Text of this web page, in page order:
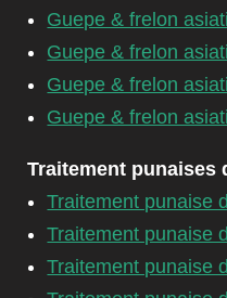
Guepe & frelon
Guepe & frelon
Guepe & frelon
Guepe & frelon
Traitement punaises
Traitement punaise
Traitement punaise
Traitement punaise